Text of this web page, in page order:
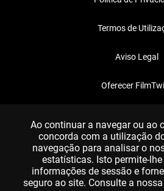
Termos de
Aviso Legal
Oferecer
Ao continuar a navegar ou ao
concorda com a utilização
navegação para analisar o
estatísticas. Isto permite-
informações de sessão e
seguro ao site. Consulte a nossa